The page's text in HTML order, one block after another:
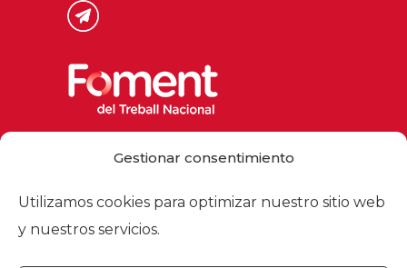
Gestionar consentimiento
Utilizamos cookies para optimizar nuestro sitio web
y nuestros servicios.
foment@foment.com